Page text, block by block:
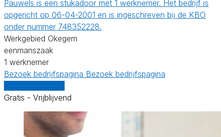
Pauwels is een stukadoor met 1 werknemer. Het bedrijf is
opgericht op 06-04-2001 en is ingeschreven bij de KBO
onder nummer 748352228.
Werkgebied Okegem
eenmanszaak
1 werknemer
Bezoek bedrijfspagina Bezoek bedrijfspagina
Gratis - Vrijblijvend